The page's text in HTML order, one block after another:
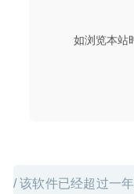
如浏览本站
/ 该软件已经超过一
Duplicate
件扫描工具 2020-04-